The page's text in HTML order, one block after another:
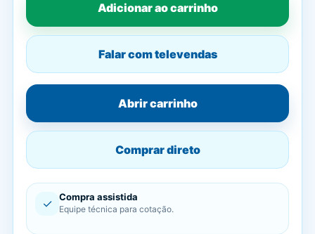
Adicionar ao carrinho
Falar com televendas
Abrir carrinho
Comprar direto
✓ Compra assistida
Equipe técnica para cotação.